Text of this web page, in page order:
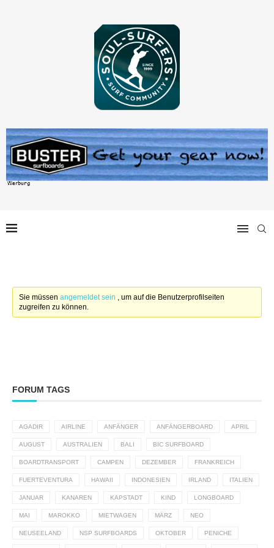
Sie müssenangemeldet sein , um auf die Benutzerprofilseiten
zugreifen zu können.
FORUM TAGS
AGADIR AIRLINE ANFÄNGER ANFÄNGERBOARD APRIL
AUGUST AUSTRALIEN BALI BIC SURFBOARD
BOARDTRANSPORT CAMPEN DEZEMBER FRANKREICH
FUERTEVENTURA HAWAII INDONESIEN IRLAND ITALIEN
JANUAR KANAREN KAPSTADT KIND LONGBOARD
MAI MAROKKO MIETWAGEN MÄRZ NEO
NEUSEELAND NSP SURFBOARDS OKTOBER PENICHE